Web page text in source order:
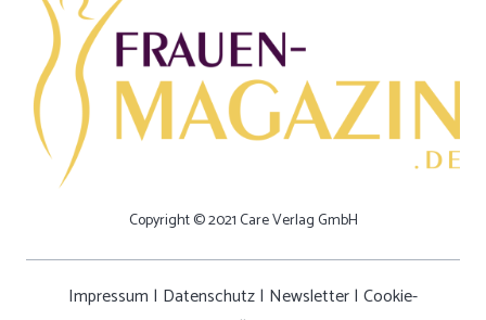
Copyright © 2021 Care Verlag GmbH
Impressum | Datenschutz| Newsletter| Cookie-